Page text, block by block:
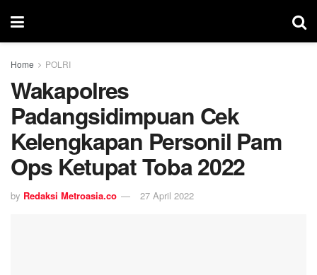
Home POLRI
Wakapolres
Padangsidimpuan Cek
Kelengkapan Personil Pam
Ops Ketupat Toba 2022
by Redaksi Metroasia.co 27 April 2022